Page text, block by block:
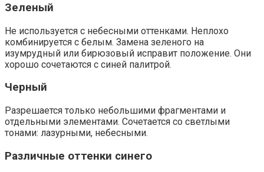
Зеленый
Не используется с небесными оттенками. Неплохо
комбинируется с белым. Замена зеленого на
изумрудный или бирюзовый исправит положение. Они
хорошо сочетаются с синей палитрой.
Черный
Разрешается только небольшими фрагментами и
отдельными элементами. Сочетается со светлыми
тонами: лазурными, небесными.
Различные оттенки синего